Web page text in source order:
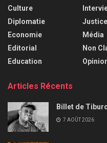
Culture
Diplomatie
Economie
Editorial
Education
Justice
Média
Non
Articles Récents
Billet de
7 AOÛT 2026